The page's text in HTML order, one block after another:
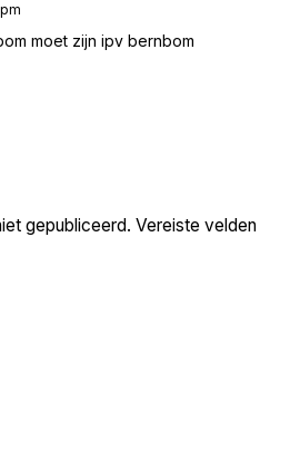
moet zijn ipv bernbom
gepubliceerd. Vereiste velden